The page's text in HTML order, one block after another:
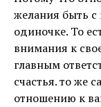
желания быть
одиночке. То
внимания к
главным
счастья. то же
отношению к